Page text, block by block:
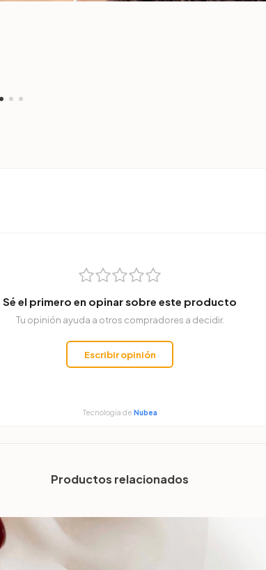
Sé el primero en opinar sobre este producto
Tu opinión ayuda a otros compradores a decidir.
Escribir opinión
Tecnología de Nubea
Productos relacionados